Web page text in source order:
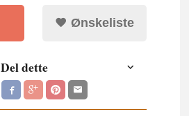
Ønskeliste
Del dette